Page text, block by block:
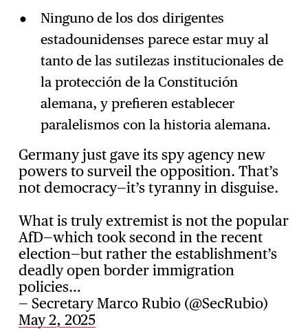
Ninguno de los dos dirigentes
estadounidenses parece estar muy al
tanto de las sutilezas institucionales de
la protección de la Constitución
alemana, y prefieren establecer
paralelismos con la historia alemana.
Germany just gave its spy agency new
powers to surveil the opposition. That’s
not democracy—it’s tyranny in disguise.
What is truly extremist is not the popular
AfD—which took second in the recent
election—but rather the establishment’s
deadly open border immigration
policies…
— Secretary Marco Rubio (@SecRubio)
May 2, 2025